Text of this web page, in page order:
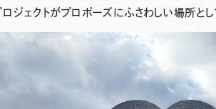
ロジェクトがプロポーズにふさわしい場所と